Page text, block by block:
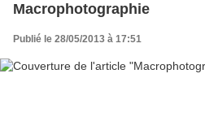
Macrophotographie
Publié le 28/05/2013 à 17:51